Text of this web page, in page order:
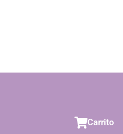
Carrito